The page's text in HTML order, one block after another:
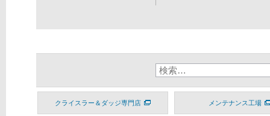
クライスラー＆ダッジ専門店 メンテナンス工場